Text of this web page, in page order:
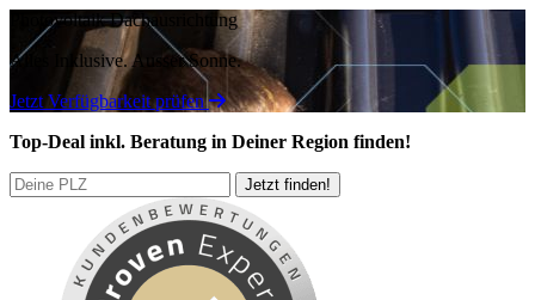
Photovoltaik Dachausrichtung
Alles Inklusive.Ausser Sonne.
Jetzt Verfügbarkeit prüfen
Top-Deal inkl. Beratung in Deiner Region finden!